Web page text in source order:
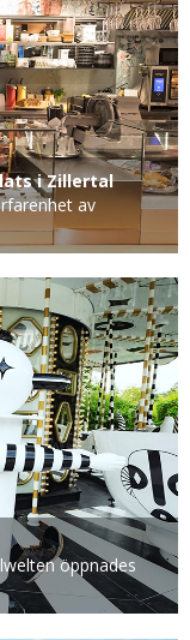
i Zillertal
av
öppnades